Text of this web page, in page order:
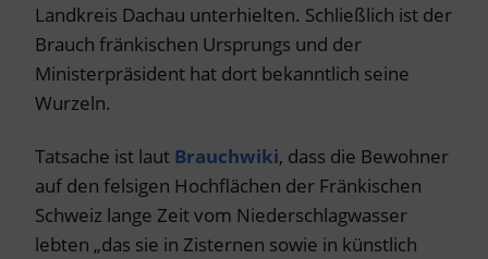
Landkreis Dachau unterhielten. Schließlich ist der
Brauch fränkischen Ursprungs und der
Ministerpräsident hat dort bekanntlich seine
Wurzeln.
Tatsache ist laut Brauchwiki, dass die Bewohner
auf den felsigen Hochflächen der Fränkischen
Schweiz lange Zeit vom Niederschlagwasser
lebten „das sie in Zisternen sowie in künstlich